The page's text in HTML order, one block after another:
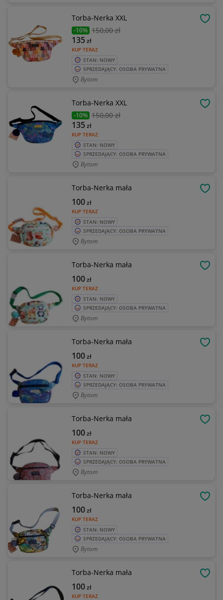
Torba-Nerka XXL
-10% 150,00 zł
KUP TERAZ
135zł
STAN: NOWY
SPRZEDAJĄCY: OSOBA PRYWATNA
Bytom
Torba-Nerka XXL
-10% 150,00 zł
KUP TERAZ
135zł
STAN: NOWY
SPRZEDAJĄCY: OSOBA PRYWATNA
Bytom
Torba-Nerka mała
KUP TERAZ
100zł
STAN: NOWY
SPRZEDAJĄCY: OSOBA PRYWATNA
Bytom
Torba-Nerka mała
KUP TERAZ
100zł
STAN: NOWY
SPRZEDAJĄCY: OSOBA PRYWATNA
Bytom
Torba-Nerka mała
KUP TERAZ
100zł
STAN: NOWY
SPRZEDAJĄCY: OSOBA PRYWATNA
Bytom
Torba-Nerka mała
KUP TERAZ
100zł
STAN: NOWY
SPRZEDAJĄCY: OSOBA PRYWATNA
Bytom
Torba-Nerka mała
KUP TERAZ
100zł
STAN: NOWY
SPRZEDAJĄCY: OSOBA PRYWATNA
Bytom
Torba-Nerka mała
KUP TERAZ
100zł